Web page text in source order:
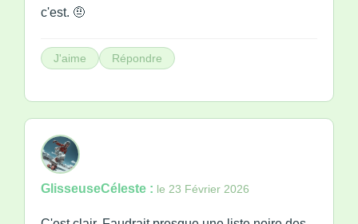
c'est. 🤨
J'aime Répondre
GlisseuseCéleste : le 23 Février 2026